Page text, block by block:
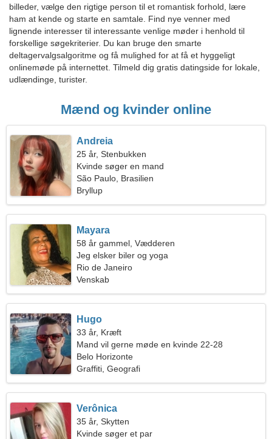
billeder, vælge den rigtige person til et romantisk forhold, lære
ham at kende og starte en samtale. Find nye venner med
lignende interesser til interessante venlige møder i henhold til
forskellige søgekriterier. Du kan bruge den smarte
deltagervalgsalgoritme og få mulighed for at få et hyggeligt
onlinemøde på internettet. Tilmeld dig gratis datingside for lokale,
udlændinge, turister.
Mænd og kvinder online
Andreia
25 år, Stenbukken
Kvinde søger en mand
São Paulo, Brasilien
Bryllup
Mayara
58 år gammel, Vædderen
Jeg elsker biler og yoga
Rio de Janeiro
Venskab
Hugo
33 år, Kræft
Mand vil gerne møde en kvinde 22-28
Belo Horizonte
Graffiti, Geografi
Verônica
35 år, Skytten
Kvinde søger et par